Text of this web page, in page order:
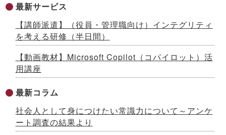
イボート）」提供開始 ～先着100社限定キャンペーン実施中
2026.07.13
AI時代をリードする「ネオゼネラリスト」養成研修を開発 ～構
座開始
2026.07.10
「インソースグループ統合報告書2025」発行のお知らせ ～AI
時代の成長戦略を様々な観点で解説
成果が出るまで伴走する、Forward Deployed型コンサルタン
ト養成研修を開発 ～26年７月から公開講座で提供
2026.07.03
最新サービス
【講師派遣】（役員・管理職向け）インテグリティ
を考える研修（半日間）
【動画教材】Microsoft Copilot（コパイロット）活
用講座
最新コラム
社会人として身につけたい常識力について～アンケ
ート調査の結果より